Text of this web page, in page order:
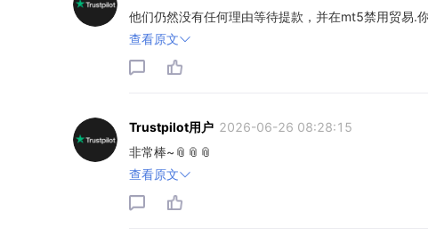
他们仍然没有任何理由等待提款，并在mt5禁用贸易.
查看原文
Trustpilot用户 2026-06-26 08:28:15
非常棒~📎📎📎
查看原文